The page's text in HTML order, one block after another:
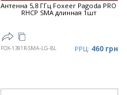
Антенна 5,8 ГГц Foxeer Pagoda PRO
RHCP SMA длинная 1шт
FOX-1391R-SMA-LG-BL РРЦ: 460 грн